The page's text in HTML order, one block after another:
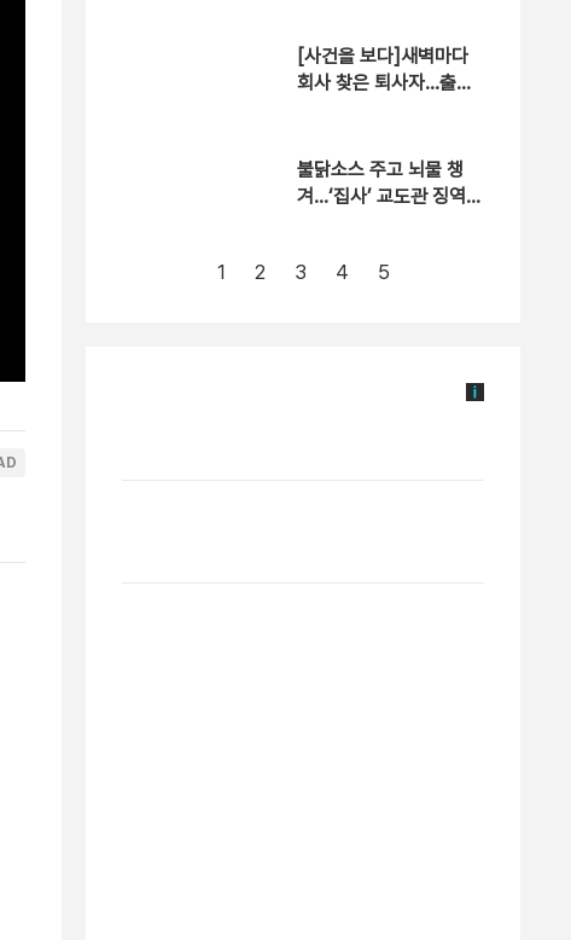
[사건을 보다]새벽마다
회사 찾은 퇴사자…출근
불닭소스 주고 뇌물 챙
겨…‘집사’ 교도관 징역 7
1 2 3 4 5